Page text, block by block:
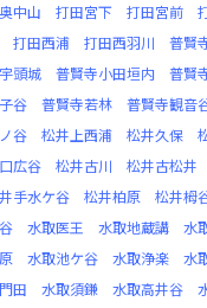
中山 打田宮下 打田宮前
打田西浦 打田西羽川 普賢
頭城 普賢寺小田垣内 普賢
谷 普賢寺若林 普賢寺観音
谷 松井上西浦 松井久保
広谷 松井古川 松井古松井
手水ケ谷 松井柏原 松井栂
水取医王 水取地蔵講 水
水取池ケ谷 水取浄楽 水
田 水取須鎌 水取高井谷